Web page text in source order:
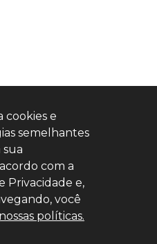
cookies e
semelhantes
sua
com a
Privacidade e,
você
nossas políticas.